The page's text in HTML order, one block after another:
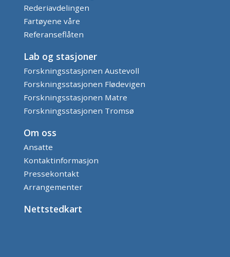
Rederiavdelingen
Fartøyene våre
Referanseflåten
Lab og stasjoner
Forskningsstasjonen Austevoll
Forskningsstasjonen Flødevigen
Forskningsstasjonen Matre
Forskningsstasjonen Tromsø
Om oss
Ansatte
Kontaktinformasjon
Pressekontakt
Arrangementer
Nettstedkart